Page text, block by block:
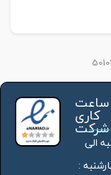
ساعت
کاری
شرکت
الی
: